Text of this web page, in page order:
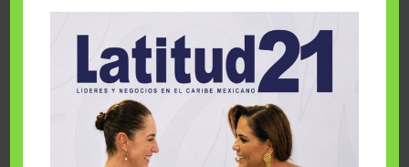
Cuando la solidaridad inspira; cumplen
sueños Fairmont Mayakoba y Make-A-Wish